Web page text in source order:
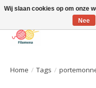
Home / Tags /
Wij slaan cookies op om onze
Nee